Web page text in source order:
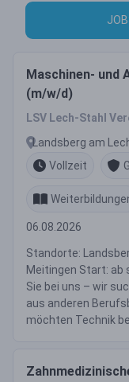
Maschinen- und
(m/w/d)
LSV Lech-Stahl
Landsberg am
Vollzeit
06.08.2026
Standorte:
Meitingen Start:
Sie bei uns – wir
aus anderen
möchten Technik